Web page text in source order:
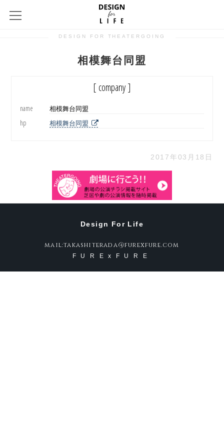
DESIGN FOR THEATERGOING
相模舞台同盟
[ company ]
name 相模舞台同盟
hp 相模舞台同盟
2017年03月18日
Design For Life
mail:takashiterada@furexfure.com
FURExFURE